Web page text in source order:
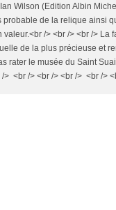
Wilson (Edition Albin
de la relique ainsi
/> <br /> <br /> La
de la plus précieuse et
rater le musée du Saint
<br /> <br /> <br /> <br />